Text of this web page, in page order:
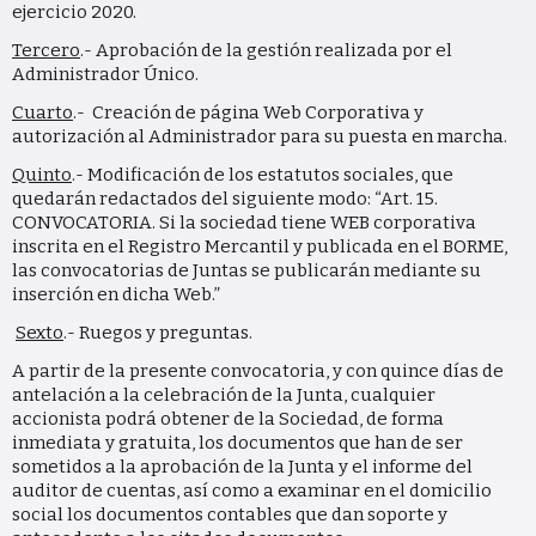
ejercicio 2020.
Tercero.- Aprobación de la gestión realizada por el
Administrador Único.
Cuarto.- Creación de página Web Corporativa y
autorización al Administrador para su puesta en marcha.
Quinto.- Modificación de los estatutos sociales, que
quedarán redactados del siguiente modo: “Art. 15.
CONVOCATORIA. Si la sociedad tiene WEB corporativa
inscrita en el Registro Mercantil y publicada en el BORME,
las convocatorias de Juntas se publicarán mediante su
inserción en dicha Web.”
Sexto.- Ruegos y preguntas.
A partir de la presente convocatoria, y con quince días de
antelación a la celebración de la Junta, cualquier
accionista podrá obtener de la Sociedad, de forma
inmediata y gratuita, los documentos que han de ser
sometidos a la aprobación de la Junta y el informe del
auditor de cuentas, así como a examinar en el domicilio
social los documentos contables que dan soporte y